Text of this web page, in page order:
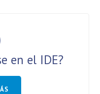
en el IDE?